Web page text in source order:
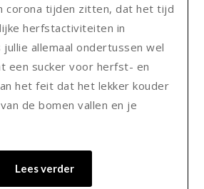
corona tijden zitten, dat het tijd
herfstactiviteiten in
jullie allemaal ondertussen wel
een sucker voor herfst- en
het feit dat het lekker kouder
de bomen vallen en je
Lees verder